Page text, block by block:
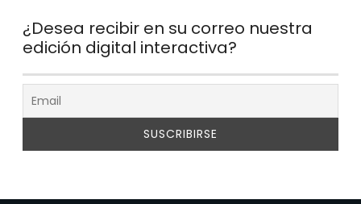
¿Desea recibir en su correo nuestra
edición digital interactiva?